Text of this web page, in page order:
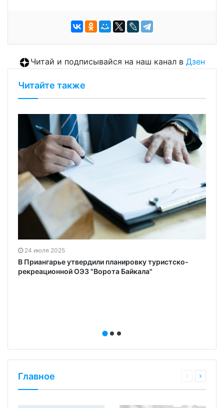
Читай и подписывайся на наш канал в Дзен
Читайте также
24 июля 2025
В Приангарье утвердили планировку туристско-
рекреационной ОЭЗ "Ворота Байкала"
Главное